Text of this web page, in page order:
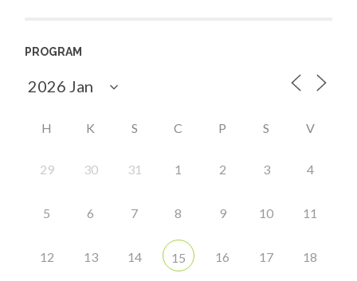
PROGRAM
H K S C P S V
29 30 31 1 2 3 4
5 6 7 8 9 10 11
12 13 14 15 16 17 18